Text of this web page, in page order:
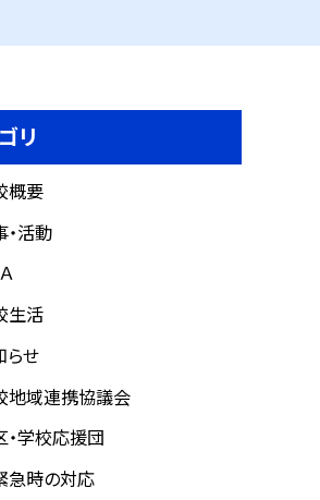
リ
概要
・活動
生活
らせ
地域連携協議会
・学校応援団
時の対応